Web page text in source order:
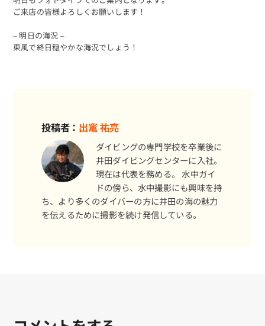
ご来店の皆様よろしくお願いします！
– 明日の海況 –
東風で終日穏やかな海況でしょう！
投稿者： 出竃 祐亮
ダイビングの専門学校を卒業後に
井田ダイビングセンターに入社。
現在は代表を務める。 水中ガイ
ドの傍ら、水中撮影にも興味を持
ち、より多くのダイバーの方に井田の海の魅力
を伝えるために撮影を続け発信している。